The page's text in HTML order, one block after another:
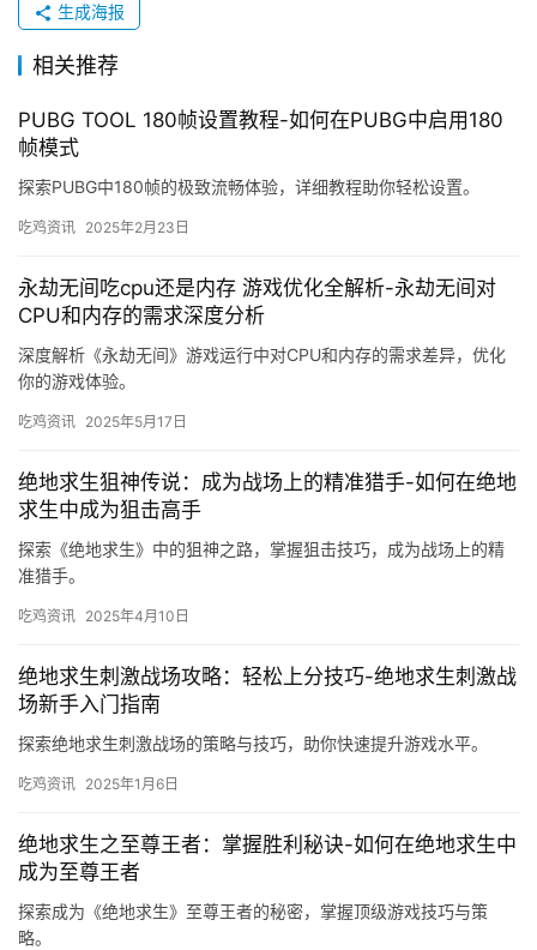
生成海报
相关推荐
PUBG TOOL 180帧设置教程-如何在PUBG中启用180
帧模式
探索PUBG中180帧的极致流畅体验，详细教程助你轻松设置。
吃鸡资讯 2025年2月23日
永劫无间吃cpu还是内存 游戏优化全解析-永劫无间对
CPU和内存的需求深度分析
深度解析《永劫无间》游戏运行中对CPU和内存的需求差异，优化
你的游戏体验。
吃鸡资讯 2025年5月17日
绝地求生狙神传说：成为战场上的精准猎手-如何在绝地
求生中成为狙击高手
探索《绝地求生》中的狙神之路，掌握狙击技巧，成为战场上的精
准猎手。
吃鸡资讯 2025年4月10日
绝地求生刺激战场攻略：轻松上分技巧-绝地求生刺激战
场新手入门指南
探索绝地求生刺激战场的策略与技巧，助你快速提升游戏水平。
吃鸡资讯 2025年1月6日
绝地求生之至尊王者：掌握胜利秘诀-如何在绝地求生中
成为至尊王者
探索成为《绝地求生》至尊王者的秘密，掌握顶级游戏技巧与策
略。